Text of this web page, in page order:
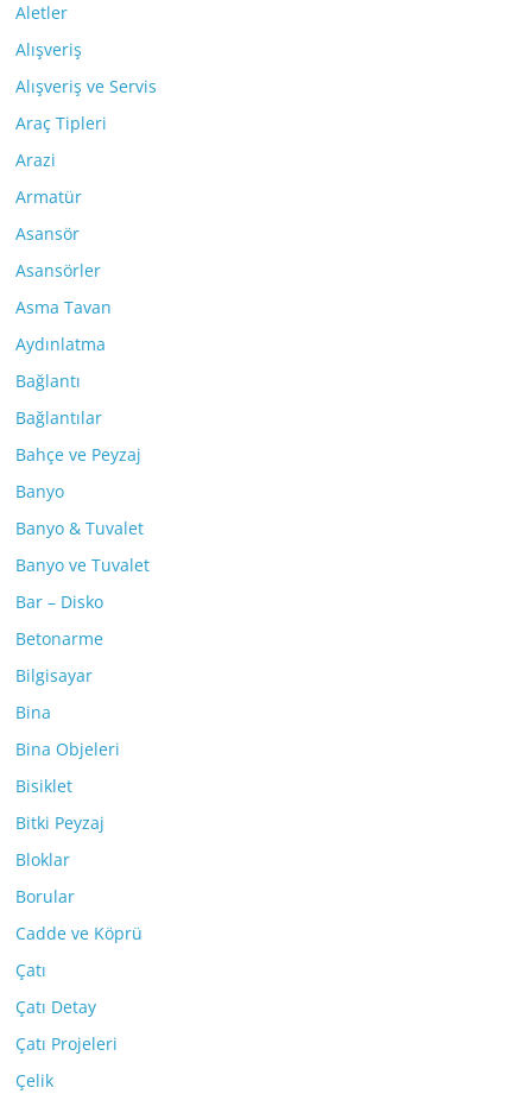
Aletler
Alışveriş
Alışveriş ve Servis
Araç Tipleri
Arazi
Armatür
Asansör
Asansörler
Asma Tavan
Aydınlatma
Bağlantı
Bağlantılar
Bahçe ve Peyzaj
Banyo
Banyo & Tuvalet
Banyo ve Tuvalet
Bar – Disko
Betonarme
Bilgisayar
Bina
Bina Objeleri
Bisiklet
Bitki Peyzaj
Bloklar
Borular
Cadde ve Köprü
Çatı
Çatı Detay
Çatı Projeleri
Çelik